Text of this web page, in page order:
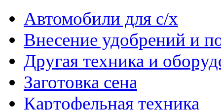
Автомобили для с/х
Внесение удобрений и
Другая техника и
Заготовка сена
Картофельная техника